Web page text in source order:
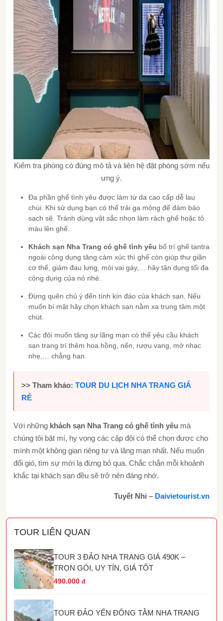
Kiểm tra phòng có đúng mô tả và liên hệ đặt phòng sớm nếu
ưng ý.
Đa phần ghế tình yêu được làm từ da cao cấp dễ lau
chùi. Khi sử dụng bạn có thể trải ga mỏng để đảm bảo
sạch sẽ. Tránh dùng vật sắc nhọn làm rách ghế hoặc tô
màu lên ghế.
Khách sạn Nha Trang có ghế tình yêu bố trí ghế tantra
ngoài công dụng tăng cảm xúc thì ghế còn giúp thư giãn
cơ thể, giảm đau lưng, mỏi vai gáy,… hãy tận dụng tối đa
công dụng của nó nhé.
Đừng quên chú ý đến tính kín đáo của khách sạn. Nếu
muốn bí mật hãy chọn khách sạn nằm xa trung tâm một
chút.
Các đôi muốn tăng sự lãng mạn có thể yêu cầu khách
sạn trang trí thêm hoa hồng, nến, rượu vang, mở nhạc
nhẹ,… chẳng hạn.
>> Tham khảo: TOUR DU LỊCH NHA TRANG GIÁ
RẺ
Với những khách sạn Nha Trang có ghế tình yêu mà
chúng tôi bật mí, hy vọng các cặp đôi có thể chọn được cho
mình một không gian riêng tư và lãng mạn nhất. Nếu muốn
đổi gió, tìm sự mới lạ đừng bỏ qua. Chắc chắn mỗi khoảnh
khắc tại khách sạn đều sẽ trở nên đáng nhớ.
Tuyết Nhi – Daivietourist.vn
TOUR LIÊN QUAN
TOUR 3 ĐẢO NHA TRANG GIÁ 490K –
TRỌN GÓI, UY TÍN, GIÁ TỐT
490.000 đ
TOUR ĐẢO YẾN ĐÔNG TẰM NHA TRANG